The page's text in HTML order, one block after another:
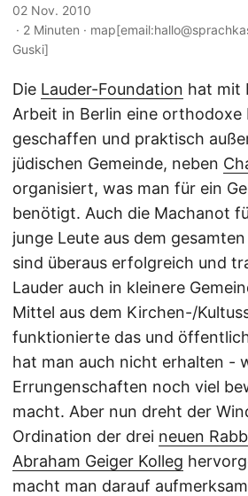
02 Nov. 2010
· 2 Minuten ·
Guski]
Die Lauder-Foundation hat mit
Arbeit in Berlin eine
geschaffen und praktisch
jüdischen Gemeinde, neben
organisiert, was man für ein
benötigt. Auch die Machanot
junge Leute aus dem
sind überaus erfolgreich und
Lauder auch in kleinere
Mittel aus dem Kirchen-/
funktionierte das und
hat man auch nicht erhalten -
Errungenschaften noch viel
macht. Aber nun dreht der
Ordination der drei neuen
Abraham Geiger Kolleg
macht man darauf